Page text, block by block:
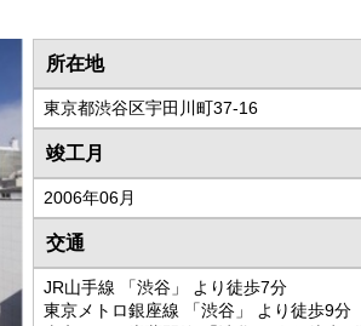
所在地
東京都渋谷区宇田川町37-16
竣工月
2006年06月
交通
JR山手線 「渋谷」 より徒歩7分
東京メトロ銀座線 「渋谷」 より徒歩9分